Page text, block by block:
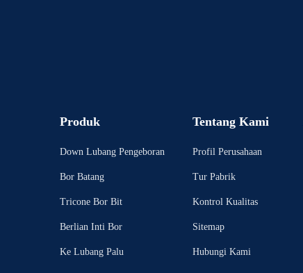
Produk
Down Lubang Pengeboran
Bor Batang
Tricone Bor Bit
Berlian Inti Bor
Ke Lubang Palu
Tentang Kami
Profil Perusahaan
Tur Pabrik
Kontrol Kualitas
Sitemap
Hubungi Kami